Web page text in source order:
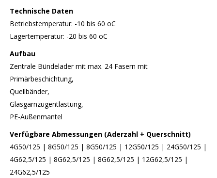
Technische Daten
Betriebstemperatur: -10 bis 60 oC
Lagertemperatur: -20 bis 60 oC
Aufbau
Zentrale Bündelader mit max. 24 Fasern mit
Primärbeschichtung,
Quellbänder,
Glasgarnzugentlastung,
PE-Außenmantel
Verfügbare Abmessungen (Aderzahl + Querschnitt)
4G50/125 | 8G50/125 | 8G50/125 | 12G50/125 | 24G50/125 |
4G62,5/125 | 8G62,5/125 | 8G62,5/125 | 12G62,5/125 |
24G62,5/125